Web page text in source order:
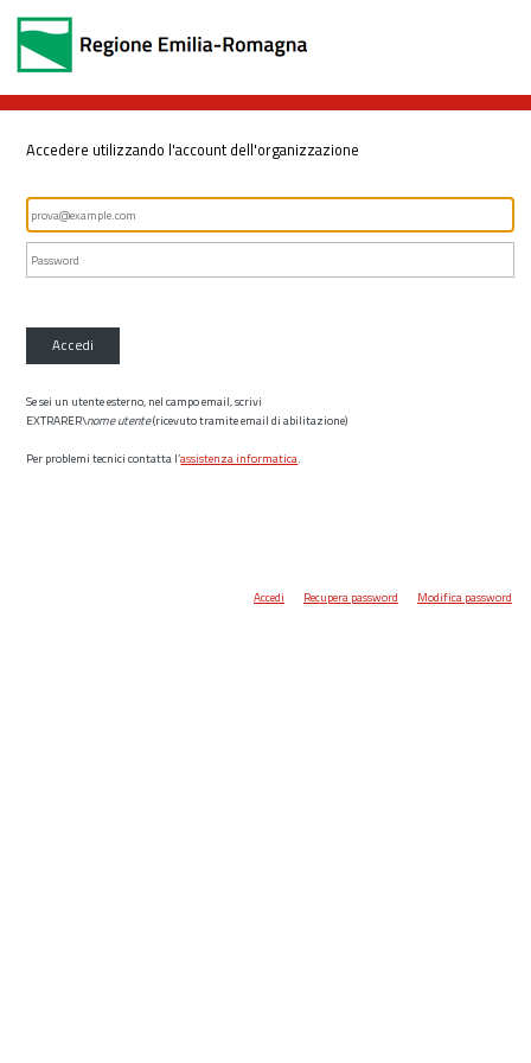
Accedere utilizzando l'account dell'organizzazione
Accedi
Se sei un utente esterno, nel campo email, scrivi
EXTRARER\nome utente(ricevuto tramite email di abilitazione)
Per problemi tecnici contatta l’assistenza informatica.
Accedi Recupera password Modifica password